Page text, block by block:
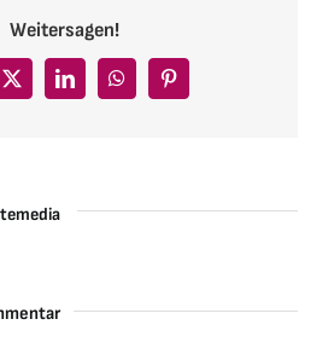
Weitersagen!
X LinkedInWhatsAppPinterest